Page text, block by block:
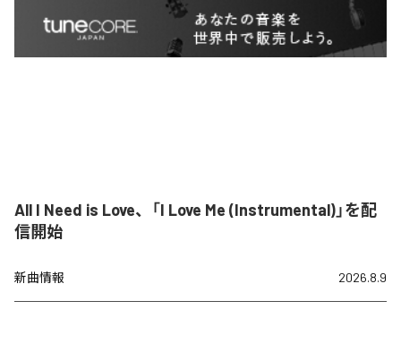
All I Need is Love、「I Love Me (Instrumental)」を配
信開始
新曲情報 2026.8.9